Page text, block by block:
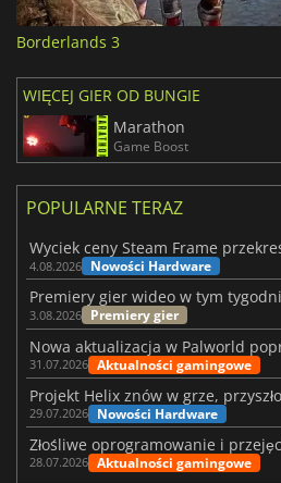
Borderlands 3
WIĘCEJ GIER OD BUNGIE
Marathon
Game Boost
POPULARNE TERAZ
4.08.2026 Nowości Hardware
3.08.2026 Premiery gier
31.07.2026 Aktualności gamingowe
29.07.2026 Nowości Hardware
28.07.2026 Aktualności gamingowe